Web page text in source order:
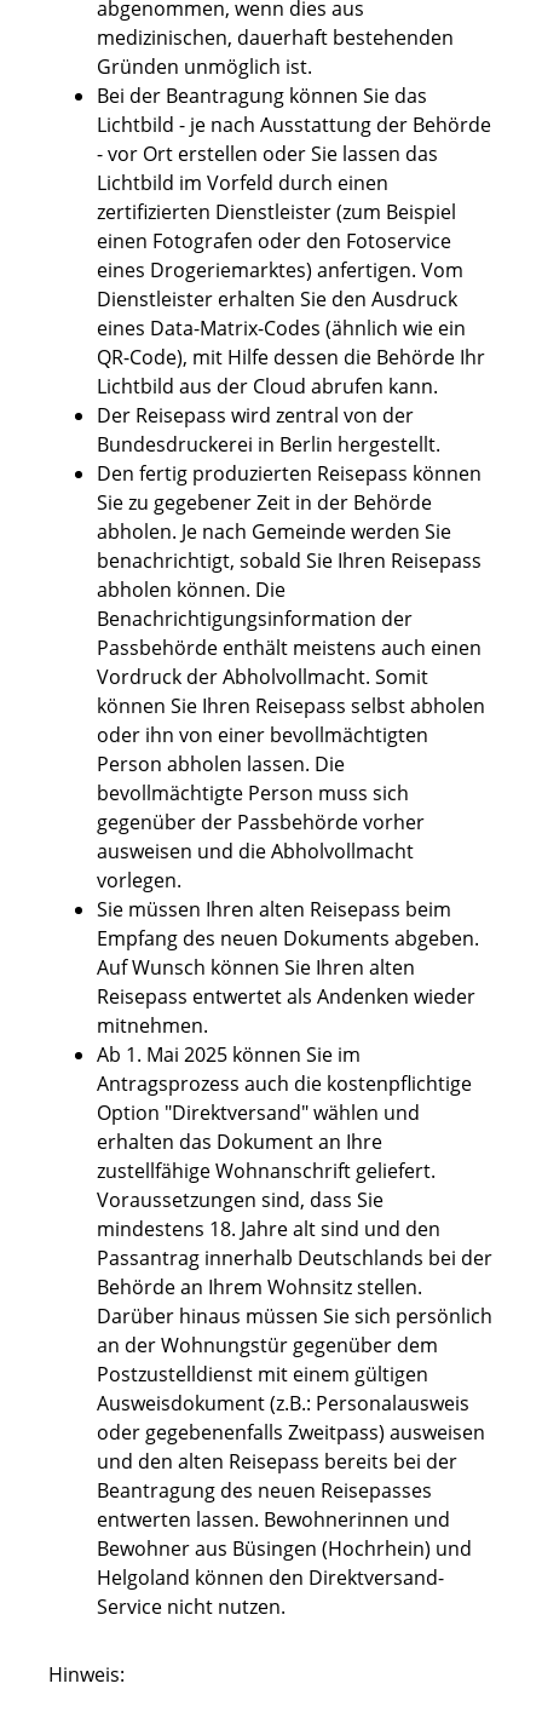
abgenommen, wenn dies aus
medizinischen, dauerhaft bestehenden
Gründen unmöglich ist.
Bei der Beantragung können Sie das
Lichtbild - je nach Ausstattung der Behörde
- vor Ort erstellen oder Sie lassen das
Lichtbild im Vorfeld durch einen
zertifizierten Dienstleister (zum Beispiel
einen Fotografen oder den Fotoservice
eines Drogeriemarktes) anfertigen. Vom
Dienstleister erhalten Sie den Ausdruck
eines Data-Matrix-Codes (ähnlich wie ein
QR-Code), mit Hilfe dessen die Behörde Ihr
Lichtbild aus der Cloud abrufen kann.
Der Reisepass wird zentral von der
Bundesdruckerei in Berlin hergestellt.
Den fertig produzierten Reisepass können
Sie zu gegebener Zeit in der Behörde
abholen. Je nach Gemeinde werden Sie
benachrichtigt, sobald Sie Ihren Reisepass
abholen können. Die
Benachrichtigungsinformation der
Passbehörde enthält meistens auch einen
Vordruck der Abholvollmacht. Somit
können Sie Ihren Reisepass selbst abholen
oder ihn von einer bevollmächtigten
Person abholen lassen. Die
bevollmächtigte Person muss sich
gegenüber der Passbehörde vorher
ausweisen und die Abholvollmacht
vorlegen.
Sie müssen Ihren alten Reisepass beim
Empfang des neuen Dokuments abgeben.
Auf Wunsch können Sie Ihren alten
Reisepass entwertet als Andenken wieder
mitnehmen.
Ab 1. Mai 2025 können Sie im
Antragsprozess auch die kostenpflichtige
Option "Direktversand" wählen und
erhalten das Dokument an Ihre
zustellfähige Wohnanschrift geliefert.
Voraussetzungen sind, dass Sie
mindestens 18. Jahre alt sind und den
Passantrag innerhalb Deutschlands bei der
Behörde an Ihrem Wohnsitz stellen.
Darüber hinaus müssen Sie sich persönlich
an der Wohnungstür gegenüber dem
Postzustelldienst mit einem gültigen
Ausweisdokument (z.B.: Personalausweis
oder gegebenenfalls Zweitpass) ausweisen
und den alten Reisepass bereits bei der
Beantragung des neuen Reisepasses
entwerten lassen. Bewohnerinnen und
Bewohner aus Büsingen (Hochrhein) und
Helgoland können den Direktversand-
Service nicht nutzen.
Hinweis: